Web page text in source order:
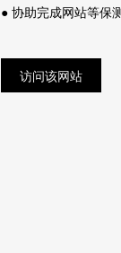
● 协助完成网站等保
访问该网站